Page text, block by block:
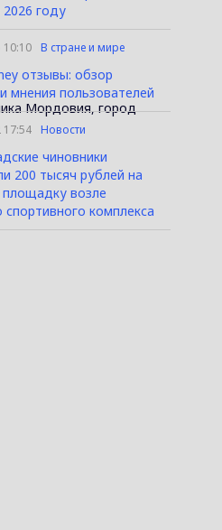
году
10:10 В стране и мире
отзывы: обзор
мнения пользователей
17:54 Новости
чиновники
200 тысяч рублей на
возле
спортивного комплекса
Мордовия, город